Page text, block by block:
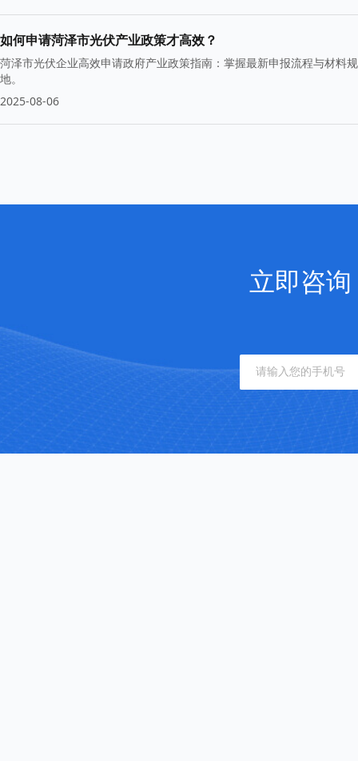
如何申请菏泽市光伏产业政策才高效？
菏泽市光伏企业高效申请政府产业政策指南：掌握最新申报流程与材料
地。
2025-08-06
立即咨